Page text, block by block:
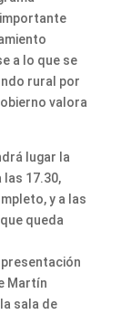
a lo que se
rural por
valora
lugar la
17.30,
y a las
queda
presentación
Martín
sala de